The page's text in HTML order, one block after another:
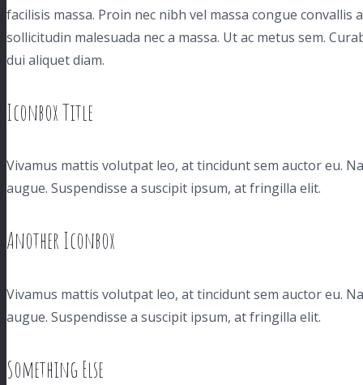
facilisis massa. Proin nec nibh vel massa congue convallis
sollicitudin malesuada nec a massa. Ut ac metus sem.
dui aliquet diam.
Iconbox Title
Vivamus mattis volutpat leo, at tincidunt sem auctor eu.
augue. Suspendisse a suscipit ipsum, at fringilla elit.
Another Iconbox
Vivamus mattis volutpat leo, at tincidunt sem auctor eu.
augue. Suspendisse a suscipit ipsum, at fringilla elit.
Something Else